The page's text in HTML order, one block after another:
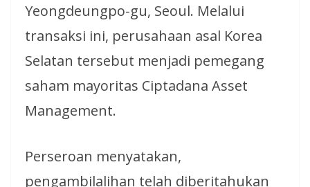
Yeongdeungpo-gu, Seoul. Melalui
transaksi ini, perusahaan asal Korea
Selatan tersebut menjadi pemegang
saham mayoritas Ciptadana Asset
Management.
Perseroan menyatakan,
pengambilalihan telah diberitahukan